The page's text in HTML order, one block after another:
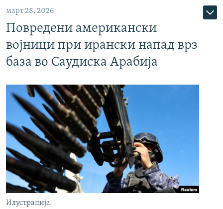
март 28, 2026
Повредени американски
војници при ирански напад врз
база во Саудиска Арабија
Илустрација